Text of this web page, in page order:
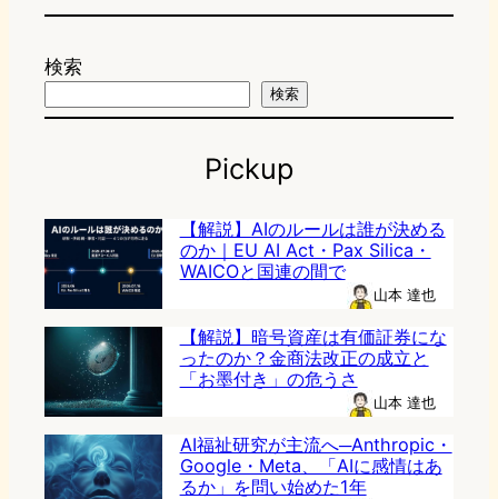
検索
検索
Pickup
【解説】AIのルールは誰が決める
のか｜EU AI Act・Pax Silica・
WAICOと国連の間で
山本 達也
【解説】暗号資産は有価証券にな
ったのか？金商法改正の成立と
「お墨付き」の危うさ
山本 達也
AI福祉研究が主流へ─Anthropic・
Google・Meta、「AIに感情はあ
るか」を問い始めた1年